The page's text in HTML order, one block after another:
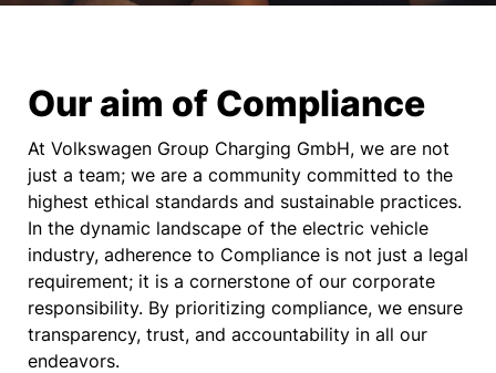
Our aim of Compliance
At Volkswagen Group Charging GmbH, we are not
just a team; we are a community committed to the
highest ethical standards and sustainable practices.
In the dynamic landscape of the electric vehicle
industry, adherence to Compliance is not just a legal
requirement; it is a cornerstone of our corporate
responsibility. By prioritizing compliance, we ensure
transparency, trust, and accountability in all our
endeavors.